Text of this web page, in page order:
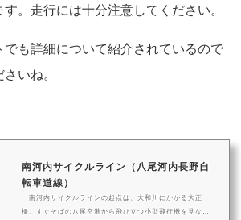
。走行には十分注意してください。
でも詳細について紹介されているので
いね。
南河内サイクルライン（八尾河内長野自
転車道線）
南河内サイクルラインの起点は、大和川にかかる大正
橋。すぐそばの八尾空港から飛び立つ小型飛行機を見なが